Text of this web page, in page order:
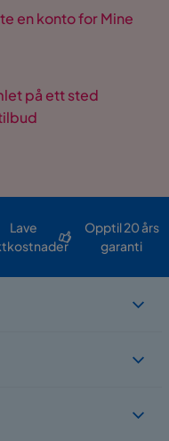
en konto for Mine
på ett sted
Lave
Opptil 20 års
garanti